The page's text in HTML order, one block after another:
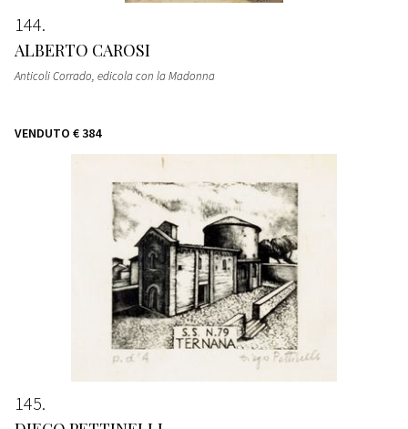
144
ALBERTO CAROSI
Anticoli Corrado, edicola con la Madonna
VENDUTO € 384
145